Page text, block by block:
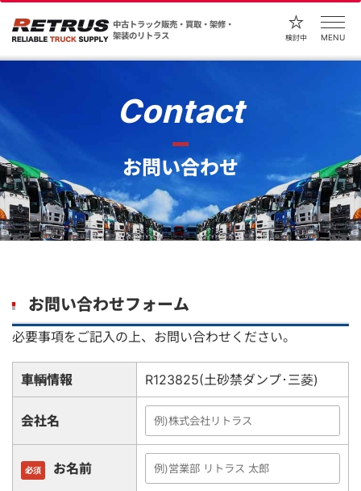
中古トラック販売・買取・架修・
架装のリトラス
検討中 MENU
Contact
お問い合わせ
お問い合わせフォーム
必要事項をご記入の上、お問い合わせください。
車輌情報 R123825(土砂禁ダンプ･三菱)
会社名
必須 お名前